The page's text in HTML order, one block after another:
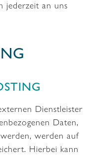
jederzeit an uns
Dienstleister
Daten,
werden auf
Hierbei kann